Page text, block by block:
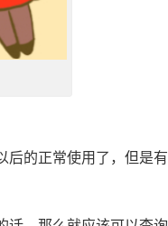
后的正常使用了，但是